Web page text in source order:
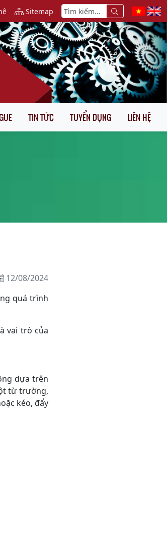
Sitemap
TIN TỨC TUYỂN DỤNG LIÊN HỆ
12/08/2024
quá trình
vai trò của
dựa trên
từ trường,
kéo, đẩy